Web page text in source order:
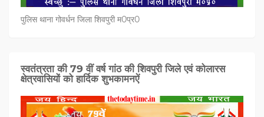
पुलिस थाना गोवर्धन जिला शिवपुरी म0प्र0
स्वतंत्रता की 79 वीं वर्ष गांठ की शिवपुरी जिले एवं कोलारस
क्षेत्रवासियों को हार्दिक शुभकामनऐं